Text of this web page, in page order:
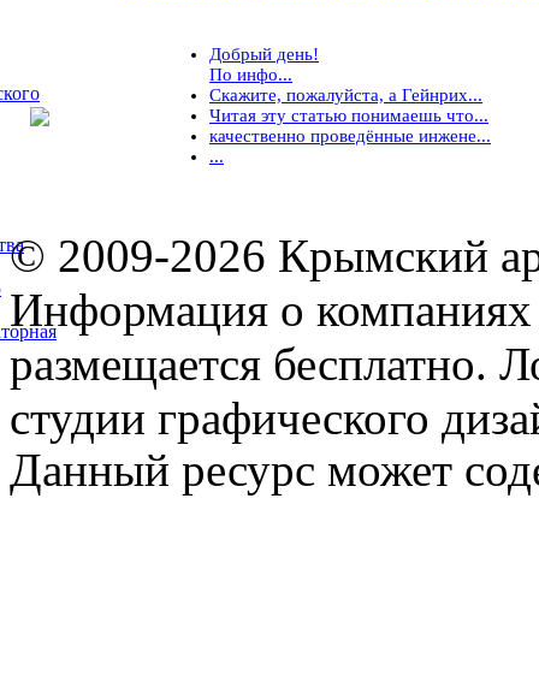
Добрый день!
По инфо...
Скажите, пожалуйста, а Гейнрих...
Читая эту статью понимаешь что...
качественно проведённые инжене...
...
© 2009-2026 Крымский
Информация о компаниях
размещается бесплатно.
студии графического
Данный ресурс может